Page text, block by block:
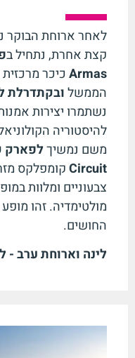
לאחר ארוחת הבוקר
קצת אחרת, נתחיל ב
Armas כיכר
הממשלובקתדרלת
נשתמרו יצירות
להיסטוריה
משם נמשיךלפארק
Circuitקומפלקס
צבעוניים ומלוות
מולטימדיה. זהו
החושים.
לינה וארוחת ערב -